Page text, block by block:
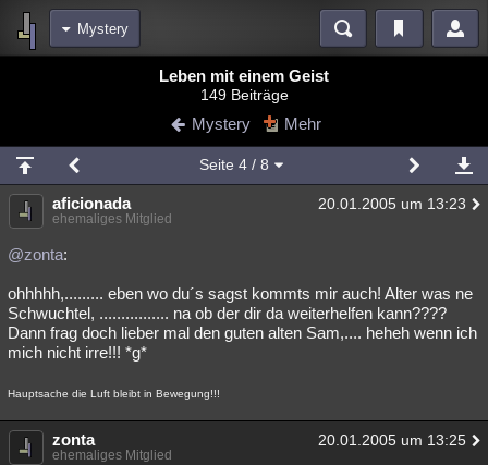
Mystery
Blogs Videos
Chat Wiki Neuigkeiten
meine Rubriken
Menschen Wissenschaft Mystery Kriminalfälle
Spiritualität
Natur Umfragen Unterhaltung
weitere Rubriken
Philosophie Träume
Astronomie Helpdesk Gruppen
Musik Clash Allmystery English
Leben mit einem Geist
149 Beiträge
Mystery Mehr
Seite 4/ 8
aficionada 20.01.2005 um 13:23
ehemaliges Mitglied
@zonta:
ohhhhh,......... eben wo du´s sagst kommts mir auch! Alter was ne
Schwuchtel, ................ na ob der dir da weiterhelfen kann????
Dann frag doch lieber mal den guten alten Sam,.... heheh wenn ich
mich nicht irre!!! *g*
Hauptsache die Luft bleibt in Bewegung!!!
zonta 20.01.2005 um 13:25
ehemaliges Mitglied